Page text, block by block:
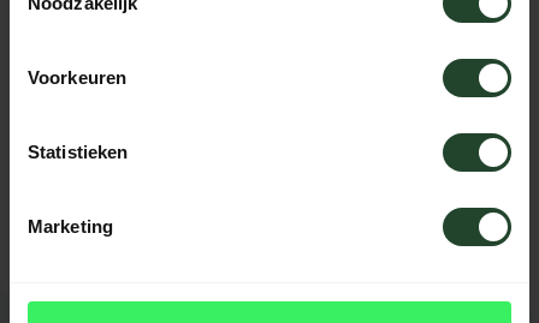
Voorkeuren
Statistieken
Marketing
SPECIFICATIES
Neem contact op, onze medewerkers